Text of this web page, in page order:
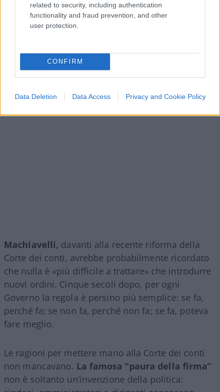
related to security, including authentication
functionality and fraud prevention, and other
user protection.
CONFIRM
Data Deletion Data Access Privacy and Cookie Policy
Machiavelli, davanti alla recente riforma della
Corte dei conti, avrebbe probabilmente ricordato
che nulla è «più difficile a trattare» che introdurre
nuovi ordini. Cinque secoli dopo, per ogni
Governo la regola è persino più semplice: se fa,
perché fa; se non fa, perché non fa; se fa, poteva
fare meglio.
Le ragioni per mettere mano alla Corte dei conti
non mancavano. La famosa “paura della firma”
non è soltanto un’invenzione della politica: